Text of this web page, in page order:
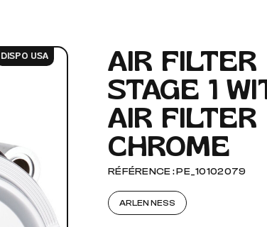
DIVERS
ET CARENAGES
VIDÉO ET FIXATIONS
BOUGIES D'ALLUMAGE
BATTERIES
OUTILLAGE
VISSERIE
DISPO USA
AIR
STAGE 1
AIR
CHROME
RÉFÉRENCE : PE_10102079
ARLEN NESS